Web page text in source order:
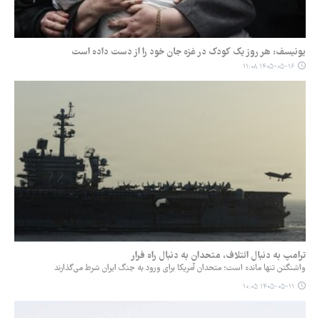
یونیسف: هر روز یک کودک در غزه جان خود را از دست داده است
۱۴۰۵-۰۵-۱۶ ۱۱:۰۸
ترامپ به دنبال ائتلاف، متحدان به دنبال راه فرار
واشنگتن تنها مانده است؛ متحدان آمریکا برای ورود به جنگ ایران شرط می‌گذارند
۱۴۰۵-۰۵-۱۱ ۱۰:۰۵